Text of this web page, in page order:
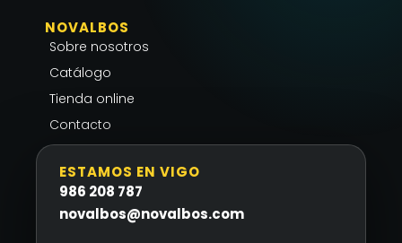
NOVALBOS
Sobre nosotros
Catálogo
Tienda online
Contacto
ESTAMOS EN VIGO
986 208 787
novalbos@novalbos.com